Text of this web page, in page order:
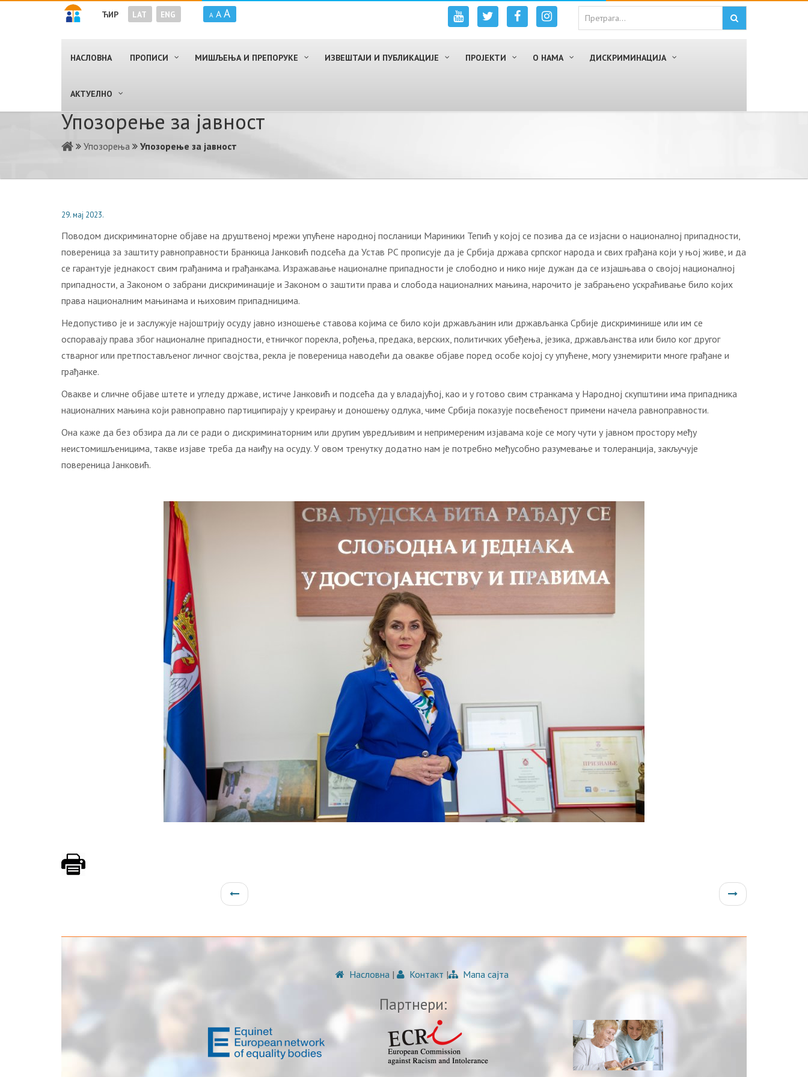
ЋИР LAT ENG A A A
НАСЛОВНА ПРОПИСИ МИШЉЕЊА И ПРЕПОРУКЕ ИЗВЕШТАЈИ И ПУБЛИКАЦИЈЕ ПРОЈЕКТИ О НАМА ДИСКРИМИНАЦИЈА
AКТУЕЛНО
Упозорење за јавност
Упозорења Упозорење за јавност
29. мај 2023.
Поводом дискриминаторне објаве на друштвеној мрежи упућeне народној посланици Мариники Тепић у којој се позива да се изјасни о националној припадности,
повереница за заштиту равноправности Бранкица Јанковић подсећа да Устав РС прописује да је Србија држава српског народа и свих грађана који у њој живе, и да
се гарантује једнакост свим грађанима и грађанкама. Изражавање националне припадности је слободно и нико није дужан да се изјашњава о својој националној
припадности, а Законом о забрани дискриминације и Законом о заштити права и слобода националних мањина, нарочито је забрањено ускраћивање било којих
права националним мањинама и њиховим припадницима.
Недопустиво је и заслужује најоштрију осуду јавно изношење ставова којима се било који држављанин или држављанка Србије дискриминише или им се
оспоравају права због националне припадности, етничког порекла, рођења, предака, верских, политичких убеђења, језика, држављанства или било ког другог
стварног или претпостављеног личног својства, рекла је повереница наводећи да овакве објаве поред особе којој су упућене, могу узнемирити многе грађане и
грађанке.
Овакве и сличне објаве штете и угледу државе, истиче Јанковић и подсећа да у владајућој, као и у готово свим странкама у Народној скупштини има припадника
националних мањина који равноправно партиципирају у креирању и доношењу одлука, чиме Србија показује посвећеност примени начела равноправности.
Она каже да без обзира да ли се ради о дискриминаторним или другим увредљивим и непримереним изјавама које се могу чути у јавном простору међу
неистомишљеницима, такве изјаве треба да наиђу на осуду. У овом тренутку додатно нам је потребно међусобно разумевање и толеранција, закључује
повереница Јанковић.
Насловна | Контакт | Мапа сајта
Партнери: